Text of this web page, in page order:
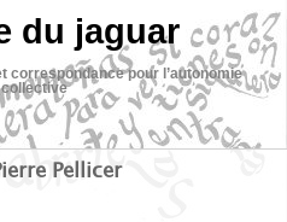
du jaguar
correspondance pour l’autonomie
collective
Pellicer